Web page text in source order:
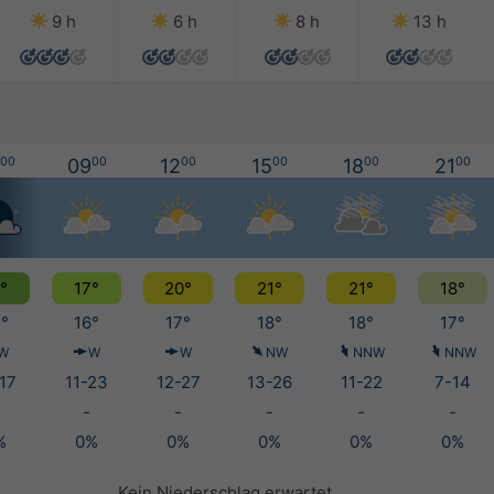
9 h
6 h
8 h
13 h
00 0900 1200 1500 1800 2100
17° 20° 21° 21°
18°
16° 17° 18° 18° 17°
W W NW NNW NNW
11-23 12-27 13-26 11-22
7-14
-
- - -
-
0% 0% 0% 0% 0%